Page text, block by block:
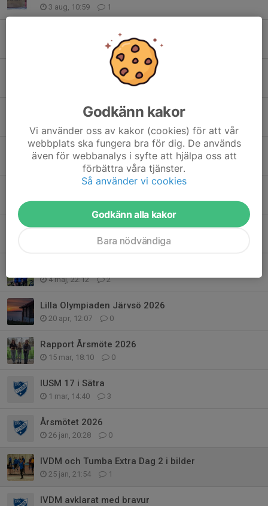
3 aug, 10:59 1
4
Kastfemkamp den 27 juni på Röstan
Sommarsprinten 2026-07-11
VDM och Kungsholmen runt
12 maj, 19:45 2
Inomhusklubbrekord 2026
11 maj, 19:10 0
VDM är nu avklarat med bravur och solsken
2
4 maj, 22:12 2
Lilla Olympiaden Järvsö 2026
20 apr, 12:07 0
Rapport Årsmöte 2026
15 mar, 18:10 0
IUSM 17 i Sätra
1 mar, 14:40 3
Årsmötet 2026
26 jan, 20:28 0
IVDM och Tumba Extra Dag 2 i bilder
25 jan, 21:54 1
IVDM avklarat med bravur
Godkänn kakor
Vi använder oss av kakor (cookies) för att vår
webbplats ska fungera bra för dig. De används
även för webbanalys i syfte att hjälpa oss att
förbättra våra tjänster.
Så använder vi cookies
Godkänn alla kakor
Bara nödvändiga